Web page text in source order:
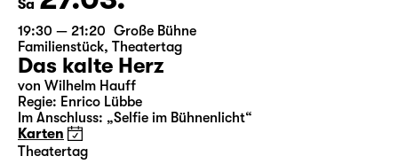
Sa 27.03.
19:30 — 21:20 Große Bühne
Familienstück
Theatertag
Das kalte Herz
von Wilhelm Hauff